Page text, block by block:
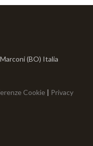
(BO) Italia
Cookie | Privacy